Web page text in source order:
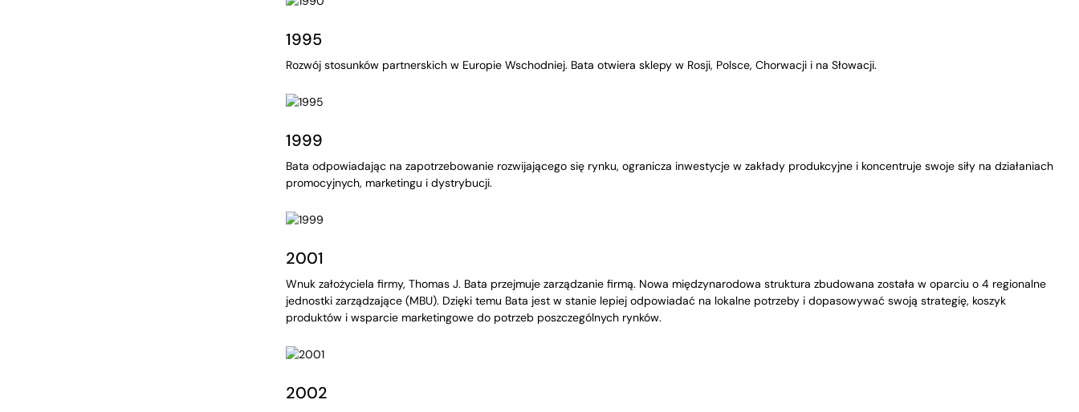
1995
Rozwój stosunków partnerskich w Europie Wschodniej. Bata otwiera sklepy w Rosji, Polsce, Chorwacji i na Słowacji.
1999
Bata odpowiadając na zapotrzebowanie rozwijającego się rynku, ogranicza inwestycje w zakłady produkcyjne i koncentruje swoje siły na działaniach
promocyjnych, marketingu i dystrybucji.
2001
Wnuk założyciela firmy, Thomas J. Bata przejmuje zarządzanie firmą. Nowa międzynarodowa struktura zbudowana została w oparciu o 4 regionalne
jednostki zarządzające (MBU). Dzięki temu Bata jest w stanie lepiej odpowiadać na lokalne potrzeby i dopasowywać swoją strategię, koszyk
produktów i wsparcie marketingowe do potrzeb poszczególnych rynków.
2002